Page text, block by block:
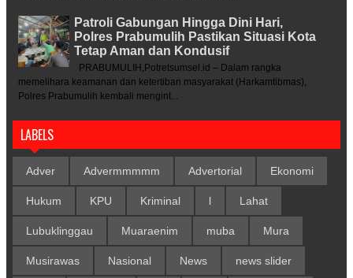
Patroli Gabungan Hingga Dini Hari,
Polres Prabumulih Pastikan Situasi Kota
Tetap Aman dan Kondusif
PRABUMULIH,Potretsumsel.id – Dalam rangka
memelihara keamanan dan ketertiban masyarakat (Harkamtibmas),
Polres Prabumulih kembali mengint...
LABELS
Adver Advermmmmm Advertorial Ekonomi
Hukum KPU Kriminal l Lahat
Lubuklinggau Muaraenim muba Mura
Musirawas Nasional News news slider